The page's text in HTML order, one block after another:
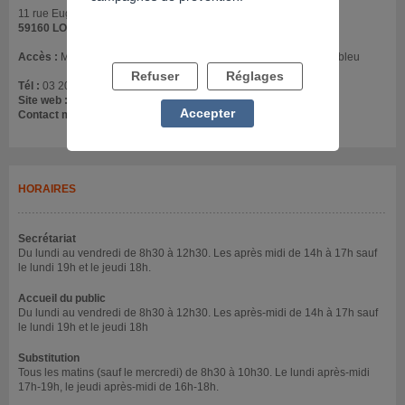
11 rue Eugène Varlin
59160 LOMME
Accès : Maison reconnaissable par ses briques de nuances vert/bleu
Tél : 03 20 08 16 61
Site web :
Contact mail :
accueil.lille@cedragir.fr
HORAIRES
Secrétariat
Du lundi au vendredi de 8h30 à 12h30. Les après midi de 14h à 17h sauf
le lundi 19h et le jeudi 18h.
Accueil du public
Du lundi au vendredi de 8h30 à 12h30. Les après-midi de 14h à 17h sauf
le lundi 19h et le jeudi 18h
Substitution
Tous les matins (sauf le mercredi) de 8h30 à 10h30. Le lundi après-midi
17h-19h, le jeudi après-midi de 16h-18h.
Refuser Réglages
Accepter